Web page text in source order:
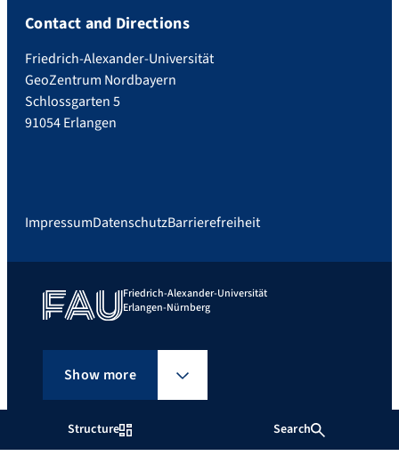
Structure Search
Contact and Directions
Friedrich-Alexander-Universität
GeoZentrum Nordbayern
Schlossgarten 5
91054 Erlangen
ImpressumDatenschutzBarrierefreiheit
Friedrich-Alexander-Universität
Erlangen-Nürnberg
Show more